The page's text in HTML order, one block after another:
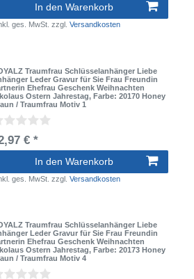
In den Warenkorb
ges. MwSt. zzgl.Versandkosten
Traumfrau Schlüsselanhänger Liebe
Leder Gravur für Sie Frau Freundin
Ehefrau Geschenk Weihnachten
Ostern Jahrestag, Farbe: 20170 Honey
/ Traumfrau Motiv 1
€ *
In den Warenkorb
ges. MwSt. zzgl.Versandkosten
Traumfrau Schlüsselanhänger Liebe
Leder Gravur für Sie Frau Freundin
Ehefrau Geschenk Weihnachten
Ostern Jahrestag, Farbe: 20173 Honey
/ Traumfrau Motiv 4